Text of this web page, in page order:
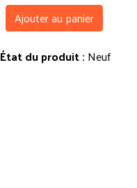
Ajouter au panier
État du produit : Neuf